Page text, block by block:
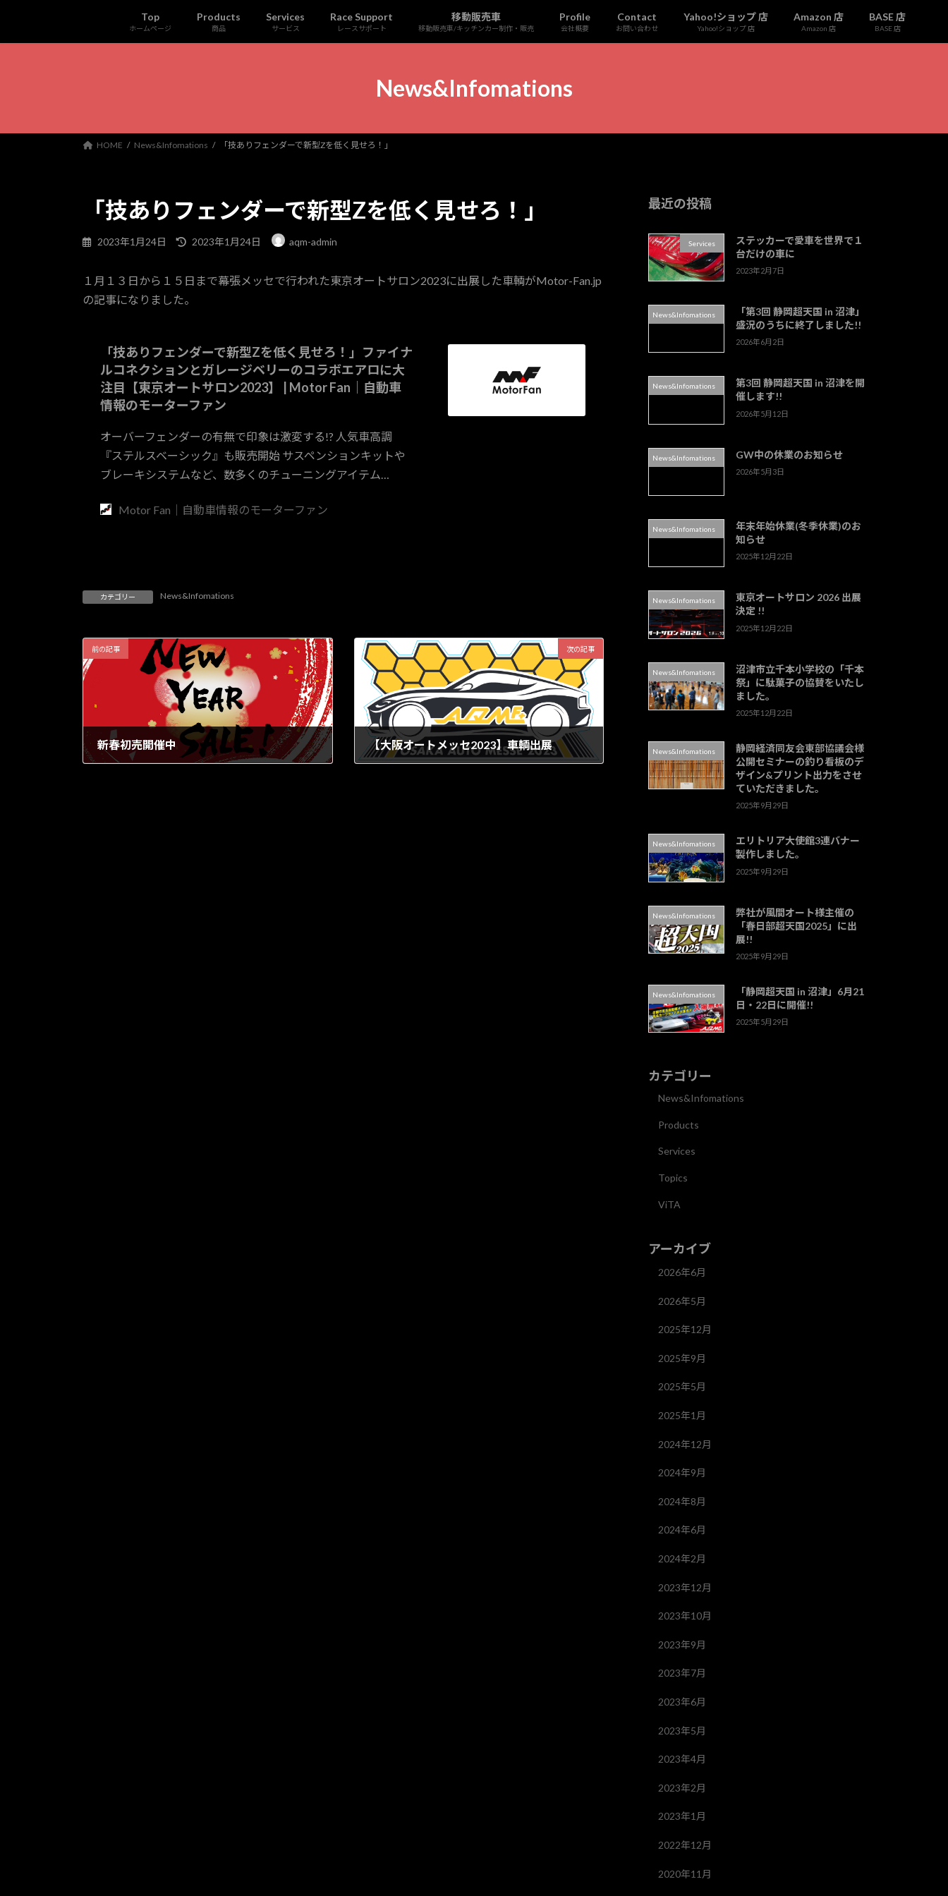
テ
ゲ
Top
ホームページ
Products
商品
Services
サービス
Race Support
レースサポート
移動販売車
移動販売車/キッチンカー制作・販売
Profile
会社概要
Contact
お問い合わせ
Yahoo!ショップ 店
Yahoo!ショップ 店
Amazon 店
Amazon 店
BASE 店
BASE 店
News&Infomations
HOME News&Infomations 「技ありフェンダーで新型Zを低く見せろ！」
「技ありフェンダーで新型Zを低く見せろ！」
2023年1月24日
最
新
2023年1月24日 aqm-admin
１月１３日から１５日まで幕張メッセで行われた東京オートサロン2023に出展した車輌がMotor-Fan.jp
の記事になりました。
「技ありフェンダーで新型Zを低く見せろ！」ファイナ
ルコネクションとガレージベリーのコラボエアロに大
注目【東京オートサロン2023】 | Motor Fan｜自動車
情報のモーターファン
オーバーフェンダーの有無で印象は激変する!? 人気車高調
『ステルスベーシック』も販売開始 サスペンションキットや
ブレーキシステムなど、数多くのチューニングアイテム…
Motor Fan｜自動車情報のモーターファン
カテゴリー News&Infomations
前の記事
新春初売開催中
次の記事
【大阪オートメッセ2023】車輌出展
最近の投稿
Services
ステッカーで愛車を世界で１
台だけの車に
2023年2月7日
News&Infomations
「第3回 静岡超天国 in 沼津」
盛況のうちに終了しました!!
2026年6月2日
News&Infomations
第3回 静岡超天国 in 沼津を開
催します!!
2026年5月12日
News&Infomations GW中の休業のお知らせ
2026年5月3日
News&Infomations
年末年始休業(冬季休業)のお
知らせ
2025年12月22日
News&Infomations
東京オートサロン 2026 出展
決定 !!
2025年12月22日
News&Infomations
沼津市立千本小学校の「千本
祭」に駄菓子の協賛をいたし
ました。
2025年12月22日
News&Infomations
静岡経済同友会東部協議会様
公開セミナーの釣り看板のデ
ザイン&プリント出力をさせ
ていただきました。
2025年9月29日
News&Infomations
エリトリア大使館3連バナー
製作しました。
2025年9月29日
News&Infomations
弊社が風間オート様主催の
「春日部超天国2025」に出
展!!
2025年9月29日
News&Infomations
「静岡超天国 in 沼津」6月21
日・22日に開催!!
2025年5月29日
カテゴリー
News&Infomations
Products
Services
Topics
ViTA
アーカイブ
2026年6月
2026年5月
2025年12月
2025年9月
2025年5月
2025年1月
2024年12月
2024年9月
2024年8月
2024年6月
2024年2月
2023年12月
2023年10月
2023年9月
2023年7月
2023年6月
2023年5月
2023年4月
2023年2月
2023年1月
2022年12月
2020年11月